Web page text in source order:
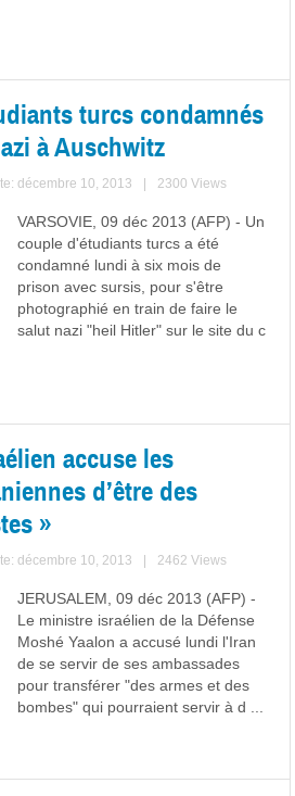
turcs condamnés
à Auschwitz
décembre 10, 2013 2300 Views
VARSOVIE, 09 déc 2013 (AFP) - Un
couple d'étudiants turcs a été
condamné lundi à six mois de
prison avec sursis, pour s'être
photographié en train de faire le
salut nazi "heil Hitler" sur le site du c
accuse les
d’être des
»
décembre 10, 2013 2462 Views
JERUSALEM, 09 déc 2013 (AFP) -
Le ministre israélien de la Défense
Moshé Yaalon a accusé lundi l'Iran
de se servir de ses ambassades
pour transférer "des armes et des
bombes" qui pourraient servir à d ...